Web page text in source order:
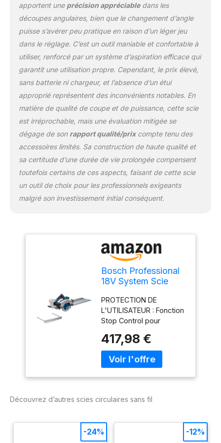
KickBack Control
CONTENU: GKS 18V-57-2
GX, butée longitudinale,
FSN 440
apportent une précision appréciabledans les
découpes angulaires, bien que le changement d’angle
puisse s’avérer peu pratique en raison d’un léger jeu
dans le réglage. C’est un outil maniable et confortable à
utiliser, renforcé par un système d’aspiration efficace qui
garantit une utilisation propre. Cependant, le prix élevé,
sans batterie ni chargeur, et l’absence d’un étui
approprié représentent des inconvénients notables. En
matière de qualité de coupe et de puissance, cette scie
est irréprochable, mais une évaluation mitigée se
dégage de son rapport qualité/prixcompte tenu des
accessoires limités. Sa construction de haute qualité et
sa certitude d’une durée de vie prolongée compensent
toutefois certains de ces aspects, faisant de cette scie
un outil de choix pour les professionnels exigeants
malgré son investissement initial conséquent.
Bosch Professional
18V System Scie
GKS 18V-57-2 GX
(butée longitudinale,
FSN 440, sans
batterie/chargeur)
PROTECTION DE
L'UTILISATEUR : Fonction
Stop Control pour
automatiquement la fin
de la coupe ; KickBack
Control ; adaptateur Click
éclairage et un guidage
COUPE : Compatible
avec le rail de guidage
417,98 €
Découvrez d’autres scies circulaires sans fil
-24% -12%